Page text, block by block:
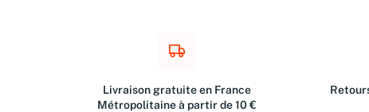
Livraison gratuite en France
Métropolitaine à partir de 10 €